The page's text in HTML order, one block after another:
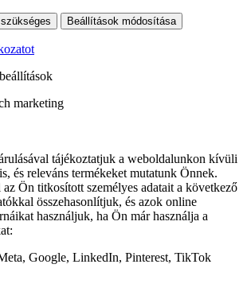
Beállítások módosítása
marketing
tájékoztatjuk a weboldalunkon kívüli
és releváns termékeket mutatunk Önnek.
Ön titkosított személyes adatait a következő
összehasonlítjuk, és azok online
használjuk, ha Ön már használja a
Google, LinkedIn, Pinterest, TikTok